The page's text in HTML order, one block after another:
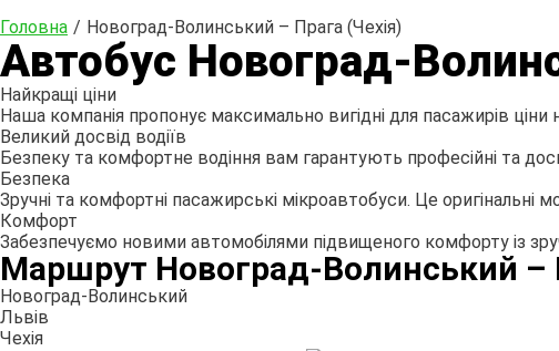
Головна Новоград-Волинський – Прага (Чехія)
Автобус Новоград-
Найкращі ціни
Наша компанія пропонує максимально вигідні для пасажирів
Великий досвід водіїв
Безпеку та комфортне водіння вам гарантують професійні та
Безпека
Зручні та комфортні пасажирські мікроавтобуси. Це
Комфорт
Забезпечуємо новими автомобілями підвищеного комфорту із
Маршрут Новоград-Волинський –
Новоград-Волинський
Львів
Чехія